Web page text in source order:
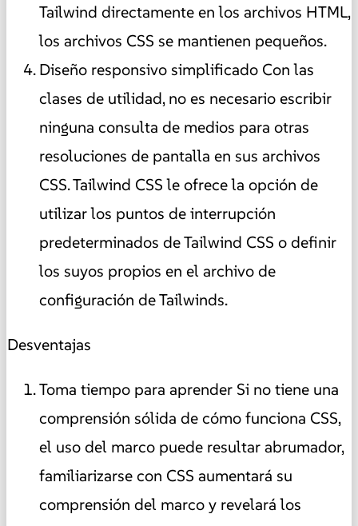
Tailwind directamente en los archivos HTML,
los archivos CSS se mantienen pequeños.
Diseño responsivo simplificado Con las
clases de utilidad, no es necesario escribir
ninguna consulta de medios para otras
resoluciones de pantalla en sus archivos
CSS. Tailwind CSS le ofrece la opción de
utilizar los puntos de interrupción
predeterminados de Tailwind CSS o definir
los suyos propios en el archivo de
configuración de Tailwinds.
Desventajas
Toma tiempo para aprender Si no tiene una
comprensión sólida de cómo funciona CSS,
el uso del marco puede resultar abrumador,
familiarizarse con CSS aumentará su
comprensión del marco y revelará los